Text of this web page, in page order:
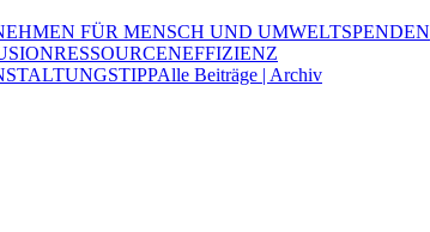
FÜR MENSCH UND UMWELTSPENDEN
RESSOURCENEFFIZIENZ
Alle Beiträge | Archiv